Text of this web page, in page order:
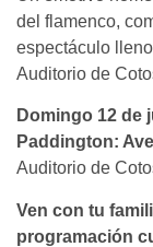
del flamenco,
espectáculo
Auditorio de
Domingo 12 de
Paddington:
Auditorio de
Ven con tu
programación